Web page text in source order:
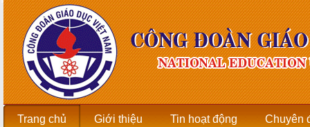
Trang chủ Giới thiệu Tin hoạt động Chuyên